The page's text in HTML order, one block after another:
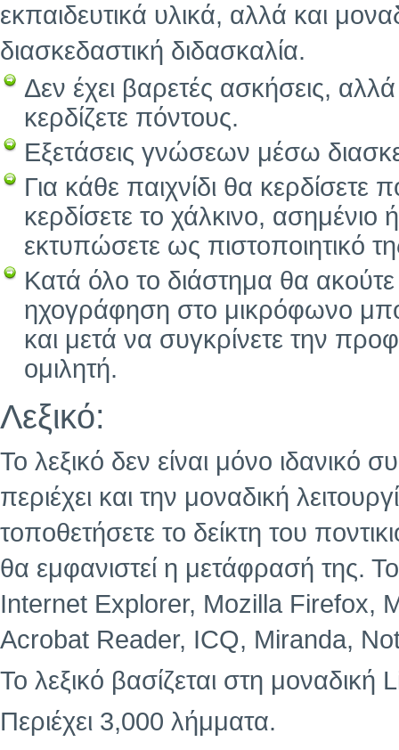
εκπαιδευτικά υλικά, αλλά και
διασκεδαστική διδασκαλία.
Δεν έχει βαρετές ασκήσεις,
κερδίζετε πόντους.
Εξετάσεις γνώσεων μέσω
Για κάθε παιχνίδι θα
κερδίσετε το χάλκινο,
εκτυπώσετε ως πιστοποιητικό
Κατά όλο το διάστημα θα
ηχογράφηση στο μικρόφωνο
και μετά να συγκρίνετε την
ομιλητή.
Λεξικό:
Το λεξικό δεν είναι μόνο
περιέχει και την μοναδική
τοποθετήσετε το δείκτη του
θα εμφανιστεί η μετάφρασή της.
Internet Explorer, Mozilla Firefox,
Acrobat Reader, ICQ, Miranda,
Το λεξικό βασίζεται στη μοναδική
Περιέχει 3,000 λήμματα.